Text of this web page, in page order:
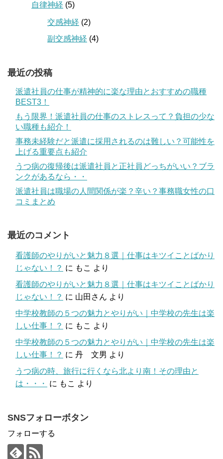
自律神経 (5)
交感神経 (2)
副交感神経 (4)
最近の投稿
派遣社員の仕事が精神的に楽な理由とおすすめの職種
BEST3！
もう限界！派遣社員の仕事のストレスって？負担の少な
い職種も紹介！
事務未経験だと派遣に採用されるのは難しい？可能性を
上げる重要点も紹介
うつ病の復帰後は派遣社員と正社員どっちがいい？ブラ
ンクがあるなら・・
派遣社員は職場の人間関係が楽？辛い？事務職女性の口
コミまとめ
最近のコメント
看護師のやりがいと魅力８選｜仕事はキツイことばかり
じゃない！？ に もこ より
看護師のやりがいと魅力８選｜仕事はキツイことばかり
じゃない！？ に 山田さん より
中学校教師の５つの魅力とやりがい｜中学校の先生は楽
しい仕事！？ に もこ より
中学校教師の５つの魅力とやりがい｜中学校の先生は楽
しい仕事！？ に 丹 文男 より
うつ病の時、旅行に行くなら北より南！その理由と
は・・・
に もこ より
SNSフォローボタン
フォローする